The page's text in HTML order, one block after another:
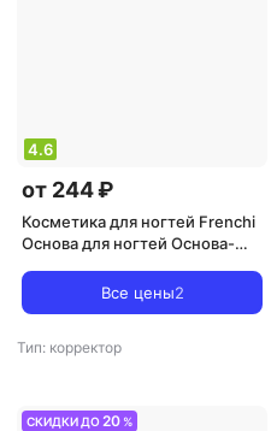
4.6
от 244 ₽
Косметика для ногтей Frenchi
Основа для ногтей Основа-
Все цены2
Тип: корректор
СКИДКИ ДО20 %